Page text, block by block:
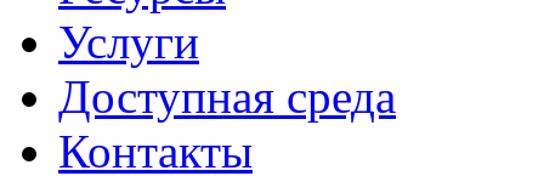
Услуги
Доступная среда
Контакты